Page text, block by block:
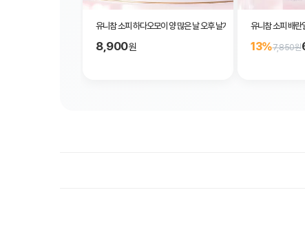
유니참 소피 하다오모이 양 많은 날 오후 날개형 26cm 26개입
8,900원
유니참 소피 배란
13%7,850원